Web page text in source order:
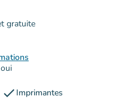
gratuite
check Imprimantes